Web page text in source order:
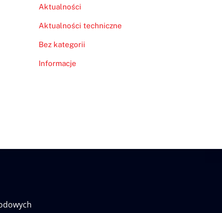
Aktualności
Aktualności techniczne
Bez kategorii
Informacje